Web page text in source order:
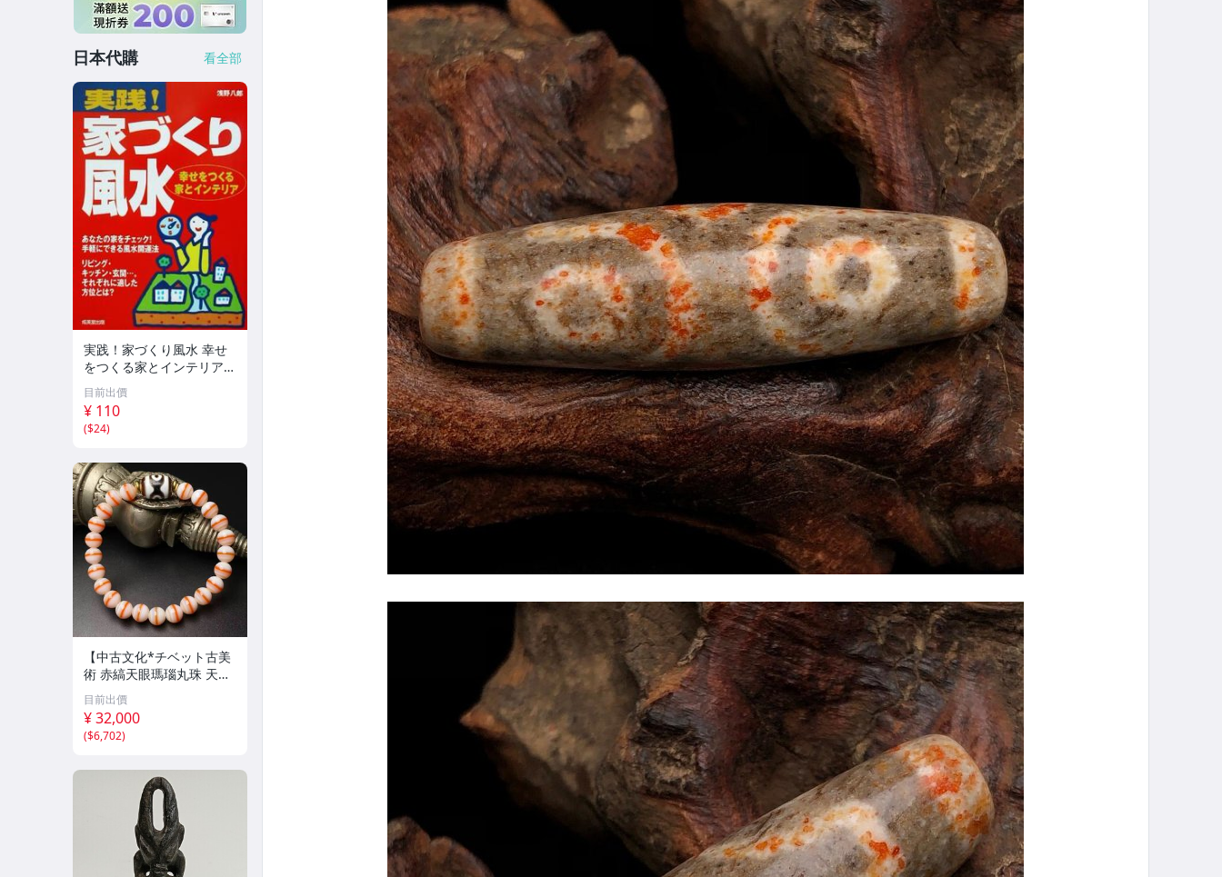
日本代購 看全部
実践！家づくり風水 幸せ
をつくる家とインテリア/
浅野八郎(著者)
目前出價
¥ 110
($24)
【中古文化*チベット古美
術 赤縞天眼瑪瑙丸珠 天地
天珠組み合わせブレスレッ
ト 縞瑪瑙 古玩 アンティー
ク お守り コレクション 腕
輪 】
目前出價
¥ 32,000
($6,702)